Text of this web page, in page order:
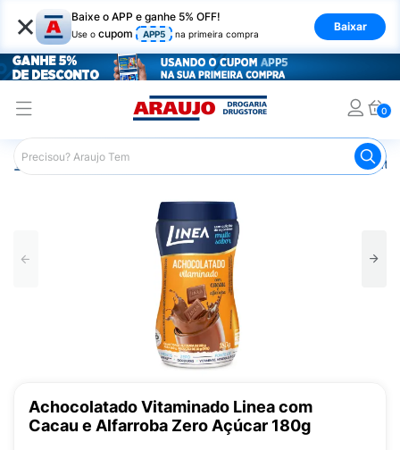
× Baixe o APP e ganhe 5% OFF!
Use o cupom APP5 na primeira compra
Baixar
0
Araujo Nutrição Saudável
Achocolatado Vitaminado Linea com
Cacau e Alfarroba Zero Açúcar 180g